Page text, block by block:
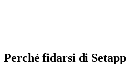
Perché fidarsi di Setapp